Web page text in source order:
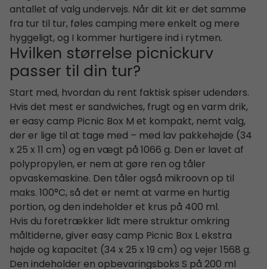
antallet af valg undervejs. Når dit kit er det samme
fra tur til tur, føles camping mere enkelt og mere
hyggeligt, og I kommer hurtigere ind i rytmen.
Hvilken størrelse picnickurv
passer til din tur?
Start med, hvordan du rent faktisk spiser udendørs.
Hvis det mest er sandwiches, frugt og en varm drik,
er easy camp Picnic Box M et kompakt, nemt valg,
der er lige til at tage med – med lav pakkehøjde (34
x 25 x 11 cm) og en vægt på 1066 g. Den er lavet af
polypropylen, er nem at gøre ren og tåler
opvaskemaskine. Den tåler også mikroovn op til
maks. 100°C, så det er nemt at varme en hurtig
portion, og den indeholder et krus på 400 ml.
Hvis du foretrækker lidt mere struktur omkring
måltiderne, giver easy camp Picnic Box L ekstra
højde og kapacitet (34 x 25 x 19 cm) og vejer 1568 g.
Den indeholder en opbevaringsboks S på 200 ml